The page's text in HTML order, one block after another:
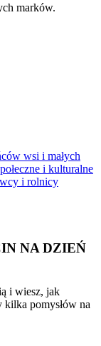
marków.
wsi i małych
i kulturalne
i rolnicy
NA DZIEŃ
i wiesz, jak
kilka pomysłów na